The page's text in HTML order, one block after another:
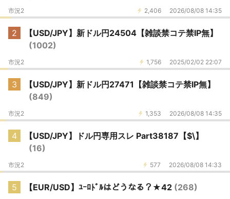
2,406 2026/08/08 14:35
市況2
2
【USD/JPY】新ドル円24504【雑談禁コテ禁IP無】
(1002)
1,756 2025/02/02 22:07
市況2
3
【USD/JPY】新ドル円27471【雑談禁コテ禁IP無】
(849)
1,353 2026/08/08 14:35
市況2
4
【USD/JPY】ドル円専用スレ Part38187【$\】
(16)
577 2026/08/08 14:33
市況2
5 【EUR/USD】ﾕｰﾛﾄﾞﾙはどうなる？★42 (268)